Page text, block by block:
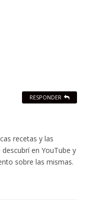
recetas y las
en YouTube y
sobre las mismas.
RESPONDER